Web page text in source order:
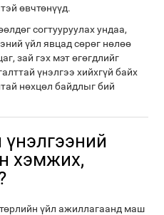
өвчтөнүүд.
согтууруулах ундаа,
үйл явцад сөрөг нөлөө
зай гэх мэт өгөгдлийг
үнэлгээ хийхгүй байх
нөхцөл байдлыг бий
хэмжих,
үйл ажиллагаанд маш